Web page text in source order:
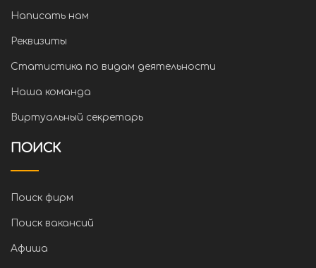
Написать нам
Реквизиты
Статистика по видам деятельности
Наша команда
Виртуальный секретарь
ПОИСК
Поиск фирм
Поиск вакансий
Афиша